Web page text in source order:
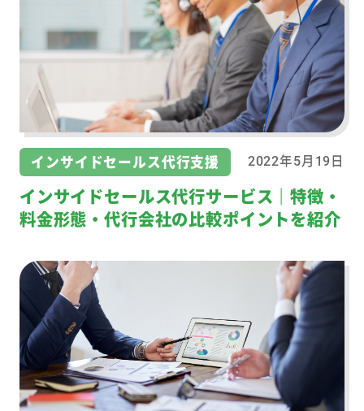
インサイドセールス代行支援 2022年5月19日
インサイドセールス代行サービス｜特徴・
料金形態・代行会社の比較ポイントを紹介